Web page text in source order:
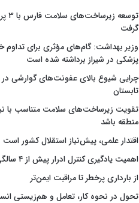
گرفت
وزیر بهداشت: گام‌های مؤثری برای تداوم
پزشکی در شیراز برداشته شده است
چرایی شیوع بالای عفونت‌های گوارشی
تابستان
تقویت زیرساخت‌های سلامت متناسب با
منطقه باشد
اقتدار علمی، پیش‌نیاز استقلال کشور است
اهمیت یادگیری کنترل ادرار پیش از ۴ سالگی
از بارداری پرخطر تا مراقبت ایمن‌تر
تحول در نحوه کار، تعامل و هم‌زیستی